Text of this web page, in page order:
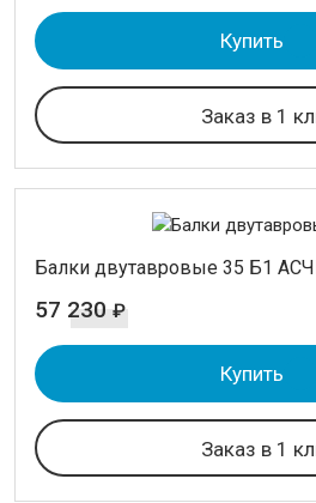
Купить
Заказ в 1
Балки двутавровые 35 Б1
57 230 ₽
Купить
Заказ в 1